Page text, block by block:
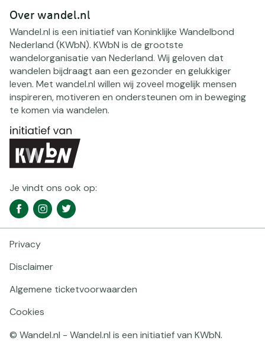
Over wandel.nl
Wandel.nl is een initiatief van Koninklijke Wandelbond
Nederland (KWbN). KWbN is de grootste
wandelorganisatie van Nederland. Wij geloven dat
wandelen bijdraagt aan een gezonder en gelukkiger
leven. Met wandel.nl willen wij zoveel mogelijk mensen
inspireren, motiveren en ondersteunen om in beweging
te komen via wandelen.
Je vindt ons ook op:
Social
media
navigatie
FacebookInstagramTwitter
© Wandel.nl - Wandel.nl is een initiatief van KWbN.
Footer
Privacy
Disclaimer
Algemene ticketvoorwaarden
Cookies